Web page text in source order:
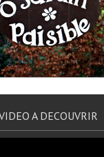
tri sélectif, encombrants
A DECOUVRIR